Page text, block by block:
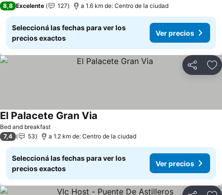
8,8 Excelente 127 a 1.6 km de: Centro de la ciudad
Seleccioná las fechas para ver los
precios exactos
Ver precios
Compartir
Bed and breakfast
El Palacete Gran Via
7,4 53 a 1.2 km de: Centro de la ciudad
Seleccioná las fechas para ver los
precios exactos
Ver precios